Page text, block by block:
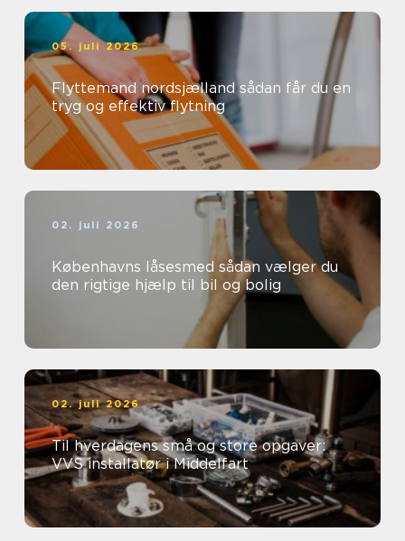
05. juli 2026
Flyttemand nordsjælland sådan får du en
tryg og effektiv flytning
02. juli 2026
Københavns låsesmed sådan vælger du
den rigtige hjælp til bil og bolig
02. juli 2026
Til hverdagens små og store opgaver:
VVS installatør i Middelfart